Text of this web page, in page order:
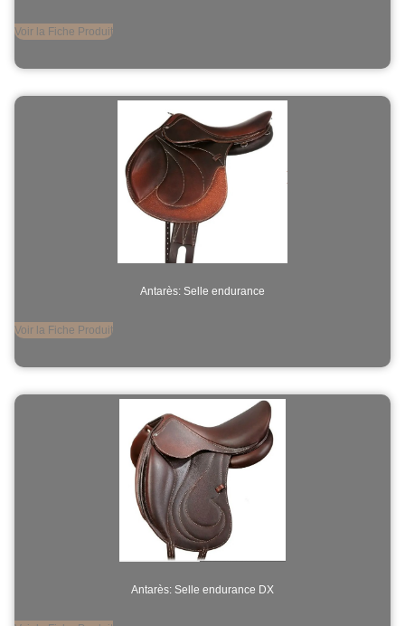
Voir la Fiche Produit
Antarès: Selle endurance
Voir la Fiche Produit
Antarès: Selle endurance DX